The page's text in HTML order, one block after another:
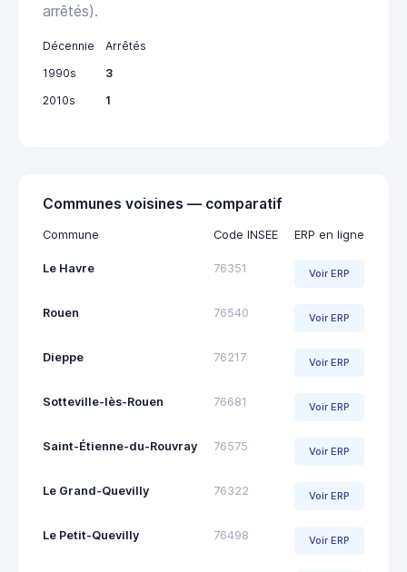
arrêtés).
Décennie
Arrêtés
1990s
3
2010s
1
Communes voisines — comparatif
Commune Code INSEE ERP en ligne
Le Havre 76351 Voir ERP
Rouen 76540 Voir ERP
Dieppe 76217 Voir ERP
Sotteville-lès-Rouen 76681 Voir ERP
Saint-Étienne-du-Rouvray 76575 Voir ERP
Le Grand-Quevilly 76322 Voir ERP
Le Petit-Quevilly 76498 Voir ERP